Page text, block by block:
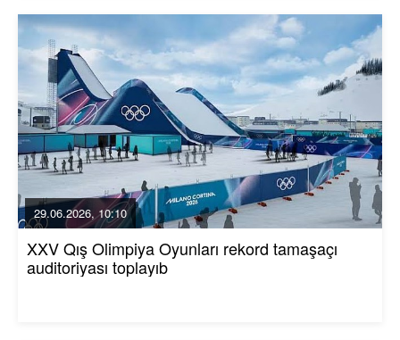
29.06.2026, 10:10
XXV Qış Olimpiya Oyunları rekord tamaşaçı
auditoriyası toplayıb